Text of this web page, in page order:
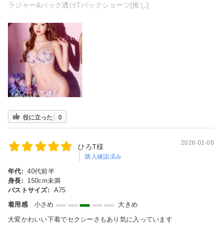
ラジャー&バック透けTバックショーツ[推し]
役に立った 0
ひろT様
購入確認済み
2026-01-08
年代: 40代前半
身長:
150cm未満
バストサイズ:
A75
着用感
小さめ
大きめ
大変かわいい下着でセクシーさもあり気に入っています